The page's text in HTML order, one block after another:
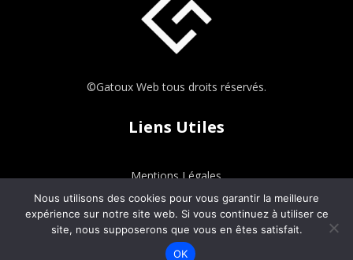
©Gatoux Web tous droits réservés.
Liens Utiles
Mentions Légales
Politique de confidentialité
Nous utilisons des cookies pour vous garantir la meilleure
expérience sur notre site web. Si vous continuez à utiliser ce
site, nous supposerons que vous en êtes satisfait.
OK